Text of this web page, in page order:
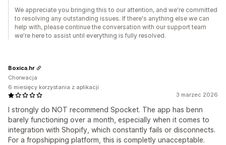
We appreciate you bringing this to our attention, and we're committed
to resolving any outstanding issues. If there's anything else we can
help with, please continue the conversation with our support team
we're here to assist until everything is fully resolved.
3 marzec 2026
I strongly do NOT recommend Spocket. The app has benn
barely functioning over a month, especially when it comes to
integration with Shopify, which constantly fails or disconnects.
For a fropshipping platform, this is completly unacceptable.
Boxica.hr
Chorwacja
6 miesięcy korzystania z aplikacji